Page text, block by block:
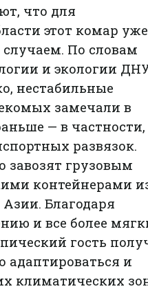
что для
этот комар
По словам
и экологии
нестабильные
замечали в
— в частности,
развязок.
завозят грузовым
контейнерами
Благодаря
и все более
гость
адаптироваться и
климатических